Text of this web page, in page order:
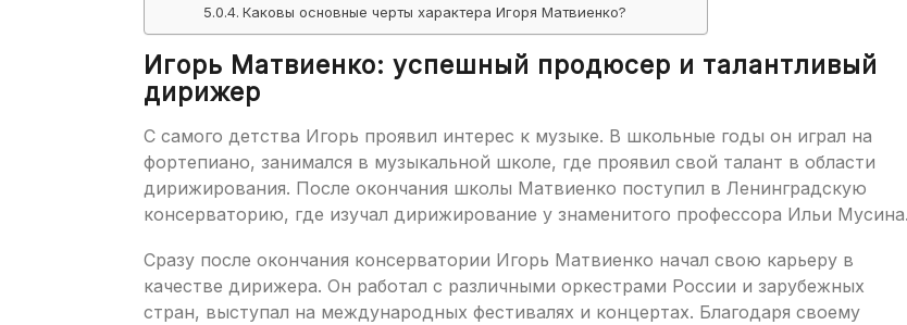
Каковы основные черты характера Игоря Матвиенко?
Игорь Матвиенко: успешный продюсер и талантливый
дирижер
С самого детства Игорь проявил интерес к музыке. В школьные годы он играл на
фортепиано, занимался в музыкальной школе, где проявил свой талант в области
дирижирования. После окончания школы Матвиенко поступил в Ленинградскую
консерваторию, где изучал дирижирование у знаменитого профессора Ильи Мусина.
Сразу после окончания консерватории Игорь Матвиенко начал свою карьеру в
качестве дирижера. Он работал с различными оркестрами России и зарубежных
стран, выступал на международных фестивалях и концертах. Благодаря своему